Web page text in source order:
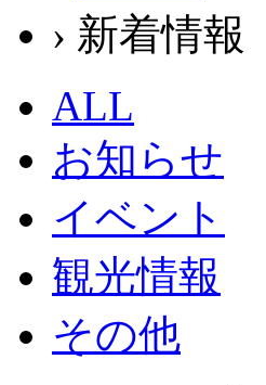
› 新着情報
ALL
お知らせ
イベント
観光情報
その他